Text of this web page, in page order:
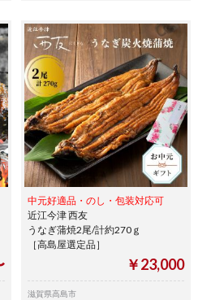
中元好適品・のし・包装対応可
近江今津 西友
うなぎ蒲焼2尾/計約270ｇ
［高島屋選定品］
￥23,000
滋賀県高島市